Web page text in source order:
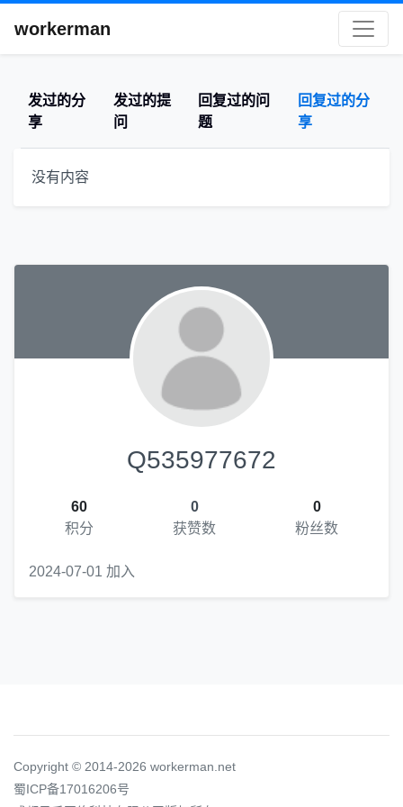
workerman
发过的分
享
发过的提
问
回复过的问
题
回复过的分
享
没有内容
Q535977672
60
积分
0
获赞数
0
粉丝数
2024-07-01 加入
Copyright © 2014-2026 workerman.net
蜀ICP备17016206号